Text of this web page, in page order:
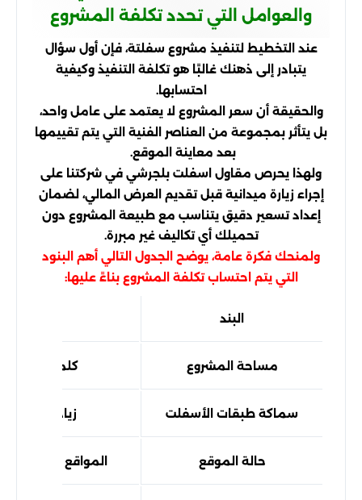
والعوامل التي تحدد تكلفة المشروع
عند التخطيط لتنفيذ مشروع سفلتة، فإن أول سؤال
يتبادر إلى ذهنك غالبًا هو تكلفة التنفيذ وكيفية
احتسابها.
والحقيقة أن سعر المشروع لا يعتمد على عامل واحد،
بل يتأثر بمجموعة من العناصر الفنية التي يتم تقييمها
بعد معاينة الموقع.
ولهذا يحرص مقاول اسفلت بلجرشي في شركتنا على
إجراء زيارة ميدانية قبل تقديم العرض المالي، لضمان
إعداد تسعير دقيق يتناسب مع طبيعة المشروع دون
تحميلك أي تكاليف غير مبررة.
ولمنحك فكرة عامة، يوضح الجدول التالي أهم البنود
التي يتم احتساب تكلفة المشروع بناءً عليها:
البند
مساحة المشروع كلما زادت
سماكة طبقات الأسفلت زيادة
حالة الموقع المواقع التي